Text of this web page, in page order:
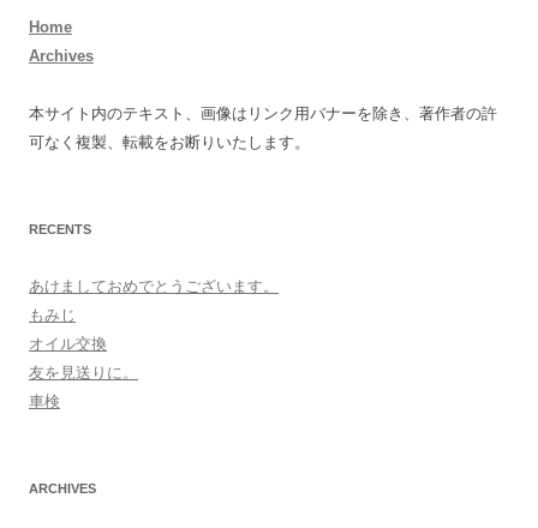
Home
Archives
本サイト内のテキスト、画像はリンク用バナーを除き、著作者の許
可なく複製、転載をお断りいたします。
RECENTS
あけましておめでとうございます。
もみじ
オイル交換
友を見送りに。
車検
ARCHIVES